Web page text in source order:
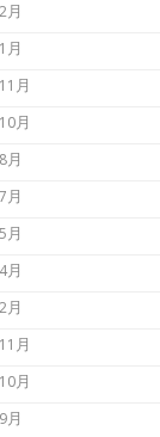
月
月
月
月
月
月
月
月
月
月
月
月